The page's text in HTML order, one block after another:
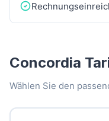
Concordia
Wählen Sie den